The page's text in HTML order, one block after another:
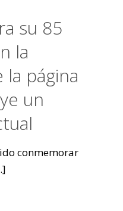
su 85
la
página
un
conmemorar